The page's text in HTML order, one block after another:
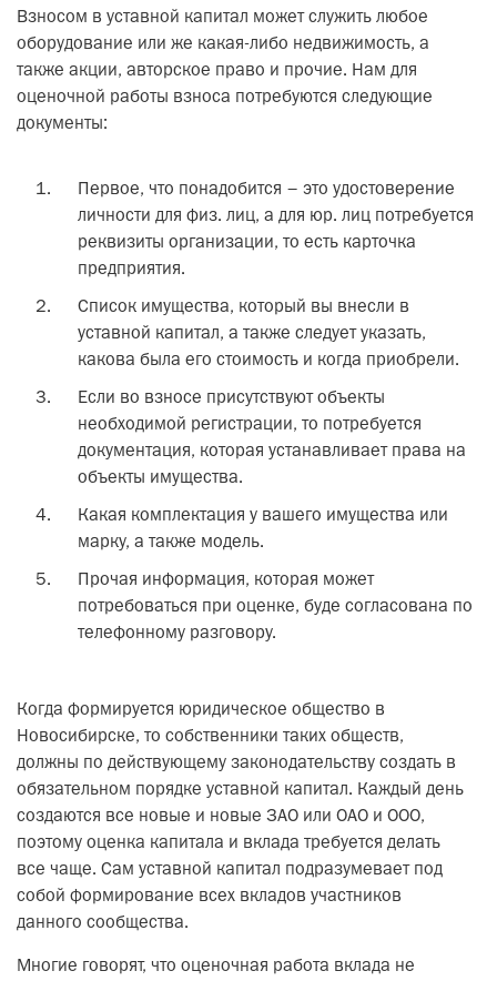
Взносом в уставной капитал может служить любое
оборудование или же какая-либо недвижимость, а
также акции, авторское право и прочие. Нам для
оценочной работы взноса потребуются следующие
документы:
Первое, что понадобится – это удостоверение
личности для физ. лиц, а для юр. лиц потребуется
реквизиты организации, то есть карточка
предприятия.
Список имущества, который вы внесли в
уставной капитал, а также следует указать,
какова была его стоимость и когда приобрели.
Если во взносе присутствуют объекты
необходимой регистрации, то потребуется
документация, которая устанавливает права на
объекты имущества.
Какая комплектация у вашего имущества или
марку, а также модель.
Прочая информация, которая может
потребоваться при оценке, буде согласована по
телефонному разговору.
Когда формируется юридическое общество в
Новосибирске, то собственники таких обществ,
должны по действующему законодательству создать в
обязательном порядке уставной капитал. Каждый день
создаются все новые и новые ЗАО или ОАО и ООО,
поэтому оценка капитала и вклада требуется делать
все чаще. Сам уставной капитал подразумевает под
собой формирование всех вкладов участников
данного сообщества.
Многие говорят, что оценочная работа вклада не